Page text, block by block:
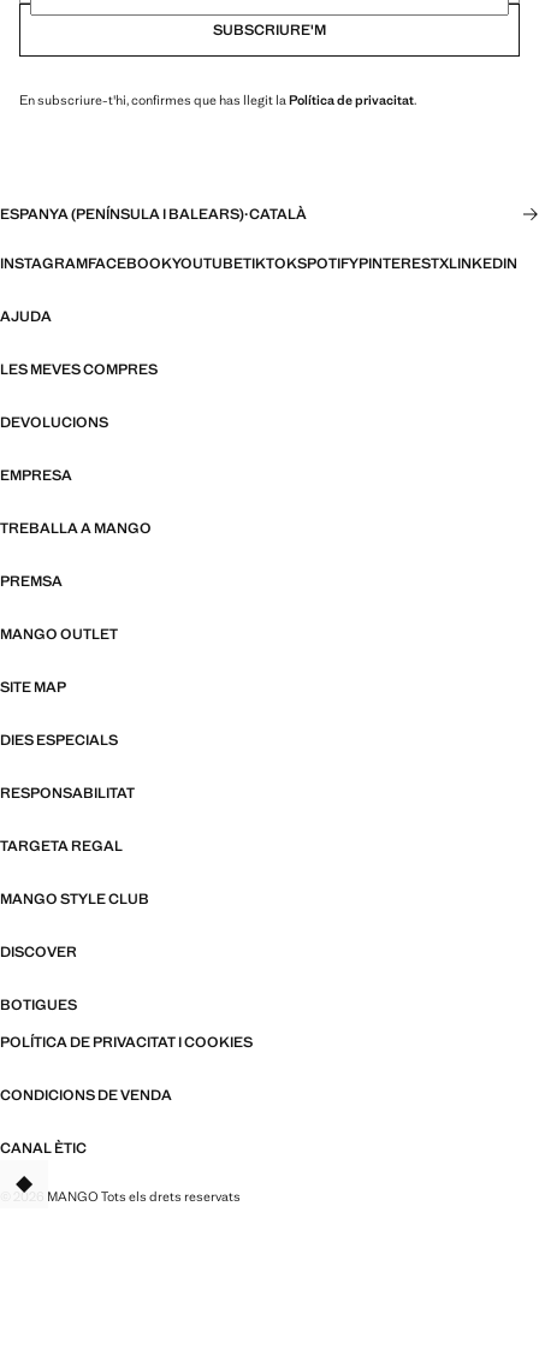
SUBSCRIURE'M
En subscriure-t'hi, confirmes que has llegit la Política de privacitat.
ESPANYA (PENÍNSULA I BALEARS)·CATALÀ
INSTAGRAMFACEBOOKYOUTUBETIKTOKSPOTIFYPINTERESTXLINKEDIN
AJUDA
LES MEVES COMPRES
DEVOLUCIONS
EMPRESA
TREBALLA A MANGO
PREMSA
MANGO OUTLET
SITE MAP
DIES ESPECIALS
RESPONSABILITAT
TARGETA REGAL
MANGO STYLE CLUB
DISCOVER
BOTIGUES
POLÍTICA DE PRIVACITAT I COOKIES
CONDICIONS DE VENDA
CANAL ÈTIC
© 2026 MANGO Tots els drets reservats